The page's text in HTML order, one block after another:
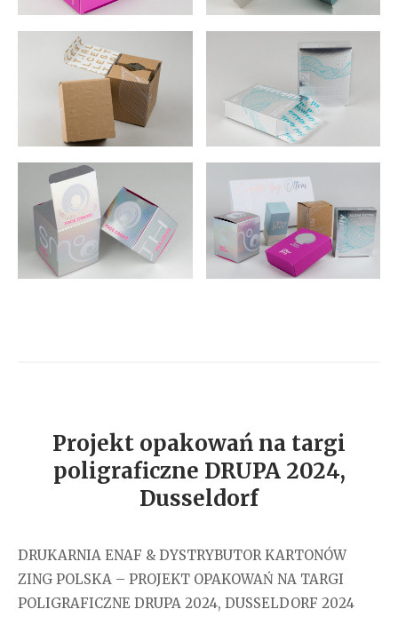
Projekt opakowań na targi
poligraficzne DRUPA 2024,
Dusseldorf
DRUKARNIA ENAF & DYSTRYBUTOR KARTONÓW
ZING POLSKA – PROJEKT OPAKOWAŃ NA TARGI
POLIGRAFICZNE DRUPA 2024, DUSSELDORF 2024